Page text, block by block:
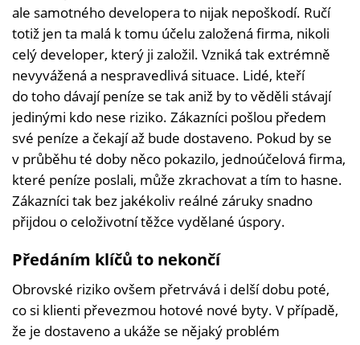
ale samotného developera to nijak nepoškodí. Ručí
totiž jen ta malá k tomu účelu založená firma, nikoli
celý developer, který ji založil. Vzniká tak extrémně
nevyvážená a nespravedlivá situace. Lidé, kteří
do toho dávají peníze se tak aniž by to věděli stávají
jedinými kdo nese riziko. Zákazníci pošlou předem
své peníze a čekají až bude dostaveno. Pokud by se
v průběhu té doby něco pokazilo, jednoúčelová firma,
které peníze poslali, může zkrachovat a tím to hasne.
Zákazníci tak bez jakékoliv reálné záruky snadno
přijdou o celoživotní těžce vydělané úspory.
Předáním klíčů to nekončí
Obrovské riziko ovšem přetrvává i delší dobu poté,
co si klienti převezmou hotové nové byty. V případě,
že je dostaveno a ukáže se nějaký problém